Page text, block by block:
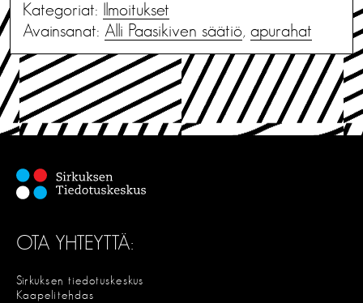
Kategoriat: Ilmoitukset
Avainsanat: Alli Paasikiven säätiö, apurahat
OTA YHTEYTTÄ:
Sirkuksen tiedotuskeskus
Kaapelitehdas